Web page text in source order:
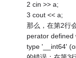
2 cin >> a;
3 cout << a;
那么，在第2行
perator defined
type '__int64'